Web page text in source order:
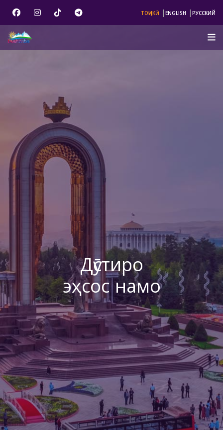
ТОҶИКӢ | ENGLISH | РУССКИЙ
Дӯстиро
эҳсос намо